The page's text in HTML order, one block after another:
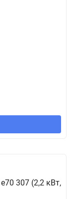
307 (2,2 кВт,